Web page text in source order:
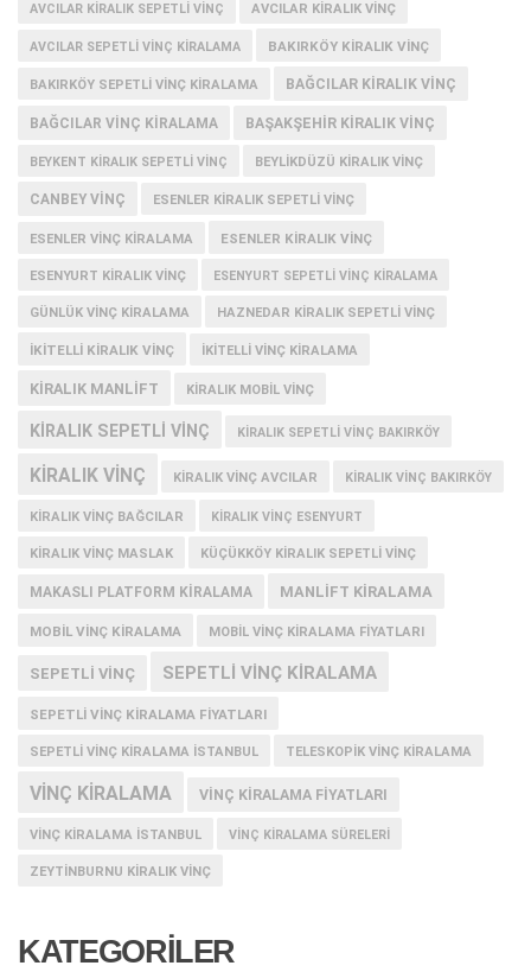
AVCILAR KIRALIK SEPETLI VINÇ AVCILAR KIRALIK VINÇ
AVCILAR SEPETLI VINÇ KIRALAMA BAKIRKÖY KIRALIK VINÇ
BAKIRKÖY SEPETLI VINÇ KIRALAMA BAĞCILAR KIRALIK VINÇ
BAĞCILAR VINÇ KIRALAMA BAŞAKŞEHIR KIRALIK VINÇ
BEYKENT KIRALIK SEPETLI VINÇ BEYLIKDÜZÜ KIRALIK VINÇ
CANBEY VINÇ ESENLER KIRALIK SEPETLI VINÇ
ESENLER VINÇ KIRALAMA ESENLER KIRALIK VINÇ
ESENYURT KIRALIK VINÇ ESENYURT SEPETLI VINÇ KIRALAMA
GÜNLÜK VINÇ KIRALAMA HAZNEDAR KIRALIK SEPETLI VINÇ
IKITELLI KIRALIK VINÇ IKITELLI VINÇ KIRALAMA
KIRALIK MANLIFT KIRALIK MOBIL VINÇ
KIRALIK SEPETLI VINÇ KIRALIK SEPETLI VINÇ BAKIRKÖY
KIRALIK VINÇ KIRALIK VINÇ AVCILAR KIRALIK VINÇ BAKIRKÖY
KIRALIK VINÇ BAĞCILAR KIRALIK VINÇ ESENYURT
KIRALIK VINÇ MASLAK KÜÇÜKKÖY KIRALIK SEPETLI VINÇ
MAKASLI PLATFORM KIRALAMA MANLIFT KIRALAMA
MOBIL VINÇ KIRALAMA MOBIL VINÇ KIRALAMA FIYATLARI
SEPETLI VINÇ SEPETLI VINÇ KIRALAMA
SEPETLI VINÇ KIRALAMA FIYATLARI
SEPETLI VINÇ KIRALAMA İSTANBUL TELESKOPIK VINÇ KIRALAMA
VINÇ KIRALAMA VINÇ KIRALAMA FIYATLARI
VINÇ KIRALAMA ISTANBUL VINÇ KIRALAMA SÜRELERI
ZEYTINBURNU KIRALIK VINÇ
KATEGORİLER